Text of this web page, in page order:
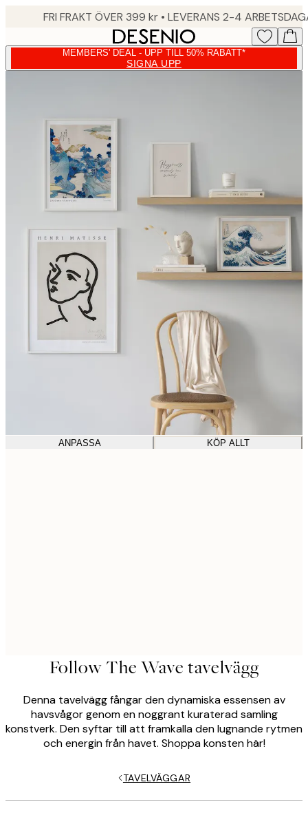
FRI FRAKT ÖVER 399 kr • LEVERANS 2-4
MEMBERS' DEAL - UPP TILL 50% RABATT*
SIGNA UPP
ANPASSA KÖP ALLT
Follow The Wave tavelvägg
Denna tavelvägg fångar den dynamiska essensen av
havsvågor genom en noggrant kuraterad samling
konstverk. Den syftar till att framkalla den lugnande rytmen
och energin från havet. Shoppa konsten här!
TAVELVÄGGAR